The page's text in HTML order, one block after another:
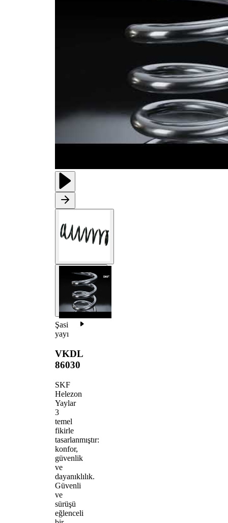
Şasi
yayı
VKDL
86030
SKF
Helezon
Yaylar
3
temel
fikirle
tasarlanmıştır:
konfor,
güvenlik
ve
dayanıklılık.
Güvenli
ve
sürüşü
eğlenceli